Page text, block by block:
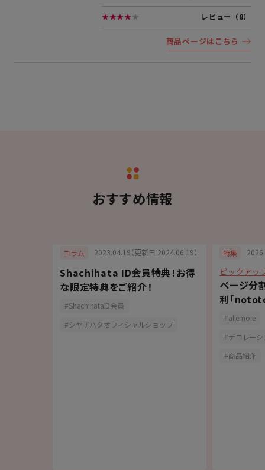
★★★★★ レビュー（8）
商品ページはこちら
おすすめ情報
コラム 2023.04.19（更新日 2024.06.19）
Shachihata ID会員特典！お得
な限定特典をご紹介！
ShachihataID会員
シヤチハタオフィシャルショップ
特集
ピックアッ
ページ分
利「
allemore
デコレー
商品紹介